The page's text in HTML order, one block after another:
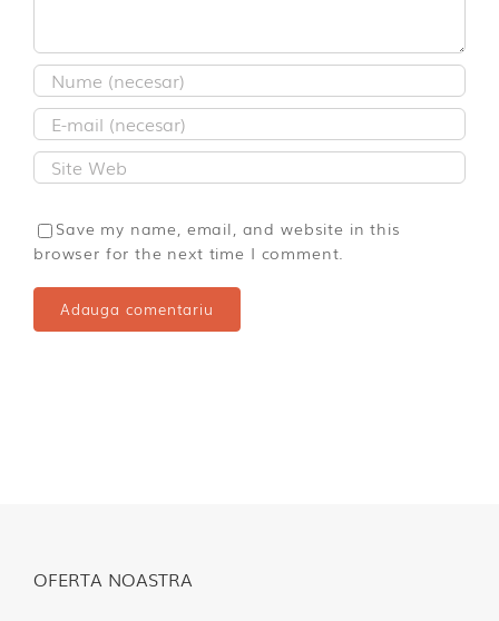
Save my name, email, and website in this
browser for the next time I comment.
OFERTA NOASTRA